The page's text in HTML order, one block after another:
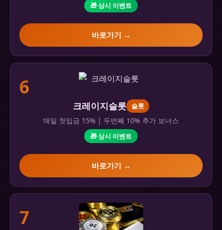
🎁 상시 이벤트
바로가기 →
6
크레이지슬롯 슬롯
매일 첫입금 15% | 두번째 10% 추가 보너스
🎁 상시 이벤트
바로가기 →
7